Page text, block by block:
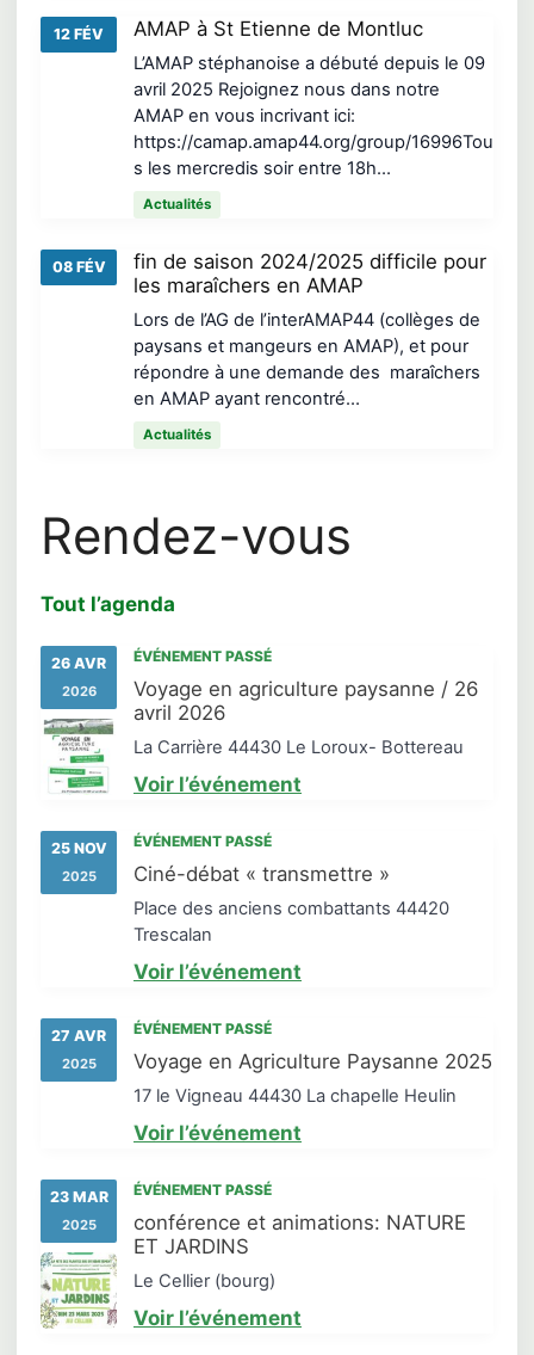
12 FÉV AMAP à St Etienne de Montluc
L’AMAP stéphanoise a débuté depuis le 09
avril 2025 Rejoignez nous dans notre
AMAP en vous incrivant ici:
https://camap.amap44.org/group/16996Tou
s les mercredis soir entre 18h…
Actualités
08 FÉV
fin de saison 2024/2025 difficile pour
les maraîchers en AMAP
Lors de l’AG de l’interAMAP44 (collèges de
paysans et mangeurs en AMAP), et pour
répondre à une demande des maraîchers
en AMAP ayant rencontré…
Actualités
Rendez-vous
Tout l’agenda
26 AVR
2026
ÉVÉNEMENT PASSÉ
Voyage en agriculture paysanne / 26
avril 2026
La Carrière 44430 Le Loroux- Bottereau
Voir l’événement
25 NOV
2025
ÉVÉNEMENT PASSÉ
Ciné-débat « transmettre »
Place des anciens combattants 44420
Trescalan
Voir l’événement
27 AVR
2025
ÉVÉNEMENT PASSÉ
Voyage en Agriculture Paysanne 2025
17 le Vigneau 44430 La chapelle Heulin
Voir l’événement
23 MAR
2025
ÉVÉNEMENT PASSÉ
conférence et animations: NATURE
ET JARDINS
Le Cellier (bourg)
Voir l’événement